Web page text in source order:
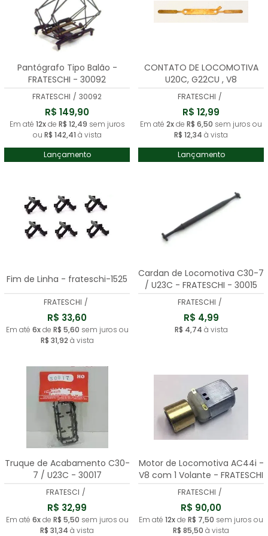
Pantógrafo Tipo Balão -
FRATESCHI - 30092
FRATESCHI / 30092
R$ 149,90
Em até 12xde R$ 12,49 sem juros
ou R$ 142,41 à vista
Lançamento
CONTATO DE LOCOMOTIVA
U20C, G22CU , V8
,AC44(UNIT)
FRATESCHI /
R$ 12,99
Em até 2xde R$ 6,50 sem juros ou
R$ 12,34 à vista
Lançamento
Fim de Linha - frateschi-1525
FRATESCHI /
R$ 33,60
Em até 6xde R$ 5,60 sem juros ou
R$ 31,92 à vista
Cardan de Locomotiva C30-7
/ U23C - FRATESCHI - 30015
FRATESCHI /
R$ 4,99
R$ 4,74 à vista
Truque de Acabamento C30-
7 / U23C - 30017
FRATESCI /
R$ 32,99
Em até 6xde R$ 5,50 sem juros ou
R$ 31,34 à vista
Motor de Locomotiva AC44i -
V8 com 1 Volante - FRATESCHI
- 30080
FRATESCHI /
R$ 90,00
Em até 12xde R$ 7,50 sem juros ou
R$ 85,50 à vista